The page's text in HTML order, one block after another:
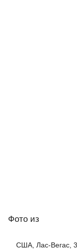
Фото из
США, Лас-Вегас,